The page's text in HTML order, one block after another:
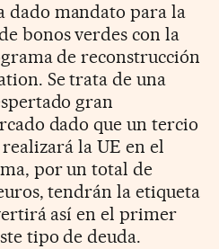
dado mandato para la
bonos verdes con la
de reconstrucción
Se trata de una
gran
dado que un tercio
la UE en el
por un total de
tendrán la etiqueta
así en el primer
tipo de deuda.